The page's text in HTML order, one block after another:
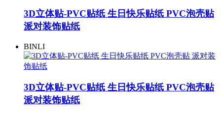
3D立体贴-PVC贴纸 生日快乐贴纸 PVC泡壳贴
派对装饰贴纸
BINLI
3D立体贴-PVC贴纸 生日快乐贴纸 PVC泡壳贴
派对装饰贴纸